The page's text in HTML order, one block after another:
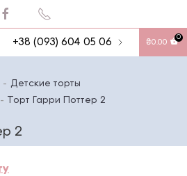
+38 (093) 604 05 06 ₴0.00
0
Детские торты
Торт Гарри Поттер 2
2